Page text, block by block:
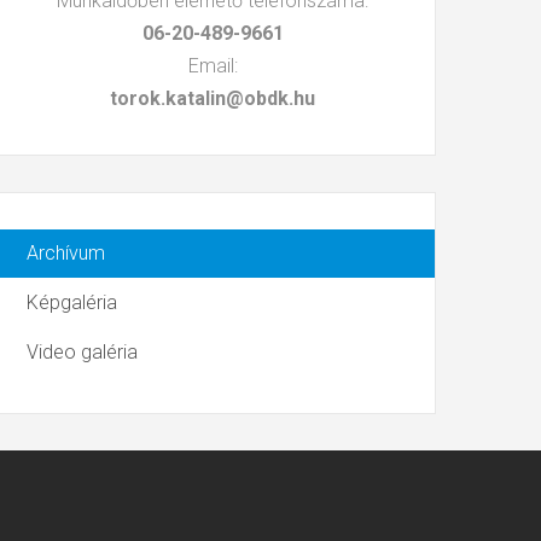
06-20-489-9661
Email:
torok.katalin@obdk.hu
Archívum
Képgaléria
Video galéria